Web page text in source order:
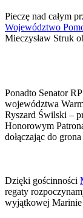
Pieczę nad całym
Województwo
Mieczysław Struk
Ponadto Senator
województwa
Ryszard Świlski –
Honorowym
dołączając do
Dzięki gościnności
regaty
wyjątkowej Marinie